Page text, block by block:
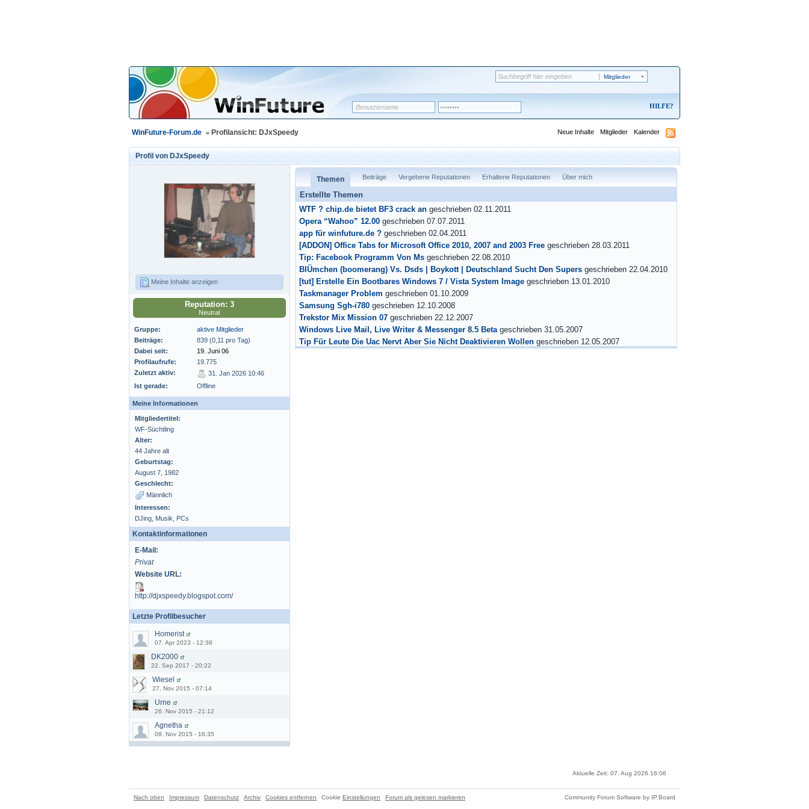
Mitglieder
HILFE
WinFuture-Forum.de » Profilansicht: DJxSpeedy Neue Inhalte Mitglieder Kalender
Profil von DJxSpeedy
Meine Inhalte anzeigen
Reputation: 3
Neutral
Gruppe:
aktive Mitglieder
Beiträge:
839 (0,11 pro Tag)
Dabei seit:
19. Juni 06
Profilaufrufe:
19.775
Zuletzt aktiv:
31. Jan 2026 10:46
Ist gerade:
Offline
Meine Informationen
Mitgliedertitel:
WF-Süchtling
Alter:
44 Jahre alt
Geburtstag:
August 7, 1982
Geschlecht:
Männlich
Interessen:
DJing, Musik, PCs
Kontaktinformationen
E-Mail:
Privat
Website URL:
http://djxspeedy.blogspot.com/
Letzte Profilbesucher
Homerist
07. Apr 2023 - 12:38
DK2000
22. Sep 2017 - 20:22
Wiesel
27. Nov 2015 - 07:14
Urne
26. Nov 2015 - 21:12
Agnetha
08. Nov 2015 - 16:35
Themen Beiträge Vergebene Reputationen Erhaltene Reputationen Über mich
Erstellte Themen
WTF ? chip.de bietet BF3 crack an geschrieben 02.11.2011
Opera “Wahoo” 12.00 geschrieben 07.07.2011
app für winfuture.de ? geschrieben 02.04.2011
[ADDON] Office Tabs for Microsoft Office 2010, 2007 and 2003 Free geschrieben 28.03.2011
Tip: Facebook Programm Von Ms geschrieben 22.08.2010
BlÜmchen (boomerang) Vs. Dsds | Boykott | Deutschland Sucht Den Supers geschrieben 22.04.2010
[tut] Erstelle Ein Bootbares Windows 7 / Vista System Image geschrieben 13.01.2010
Taskmanager Problem geschrieben 01.10.2009
Samsung Sgh-i780 geschrieben 12.10.2008
Trekstor Mix Mission 07 geschrieben 22.12.2007
Windows Live Mail, Live Writer & Messenger 8.5 Beta geschrieben 31.05.2007
Tip Für Leute Die Uac Nervt Aber Sie Nicht Deaktivieren Wollen geschrieben 12.05.2007
Aktuelle Zeit: 07. Aug 2026 16:06
Nach oben Impressum Datenschutz Archiv Cookies entfernen Cookie Einstellungen Forum als gelesen markieren Community Forum Software by IP.Board